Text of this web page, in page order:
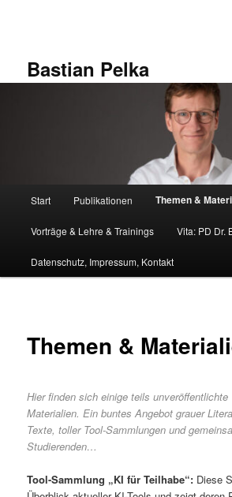
Bastian Pelka
Start Publikationen Themen &
Vorträge & Lehre & Trainings Vita: PD Dr.
Datenschutz, Impressum, Kontakt
Themen &
Hier finden sich einige teils unveröffentlichte
Materialien. Ein buntes Angebot grauer
Texte, toller Tool-Sammlungen und
Studierenden…
Tool-Sammlung „KI für Teilhabe“: Diese